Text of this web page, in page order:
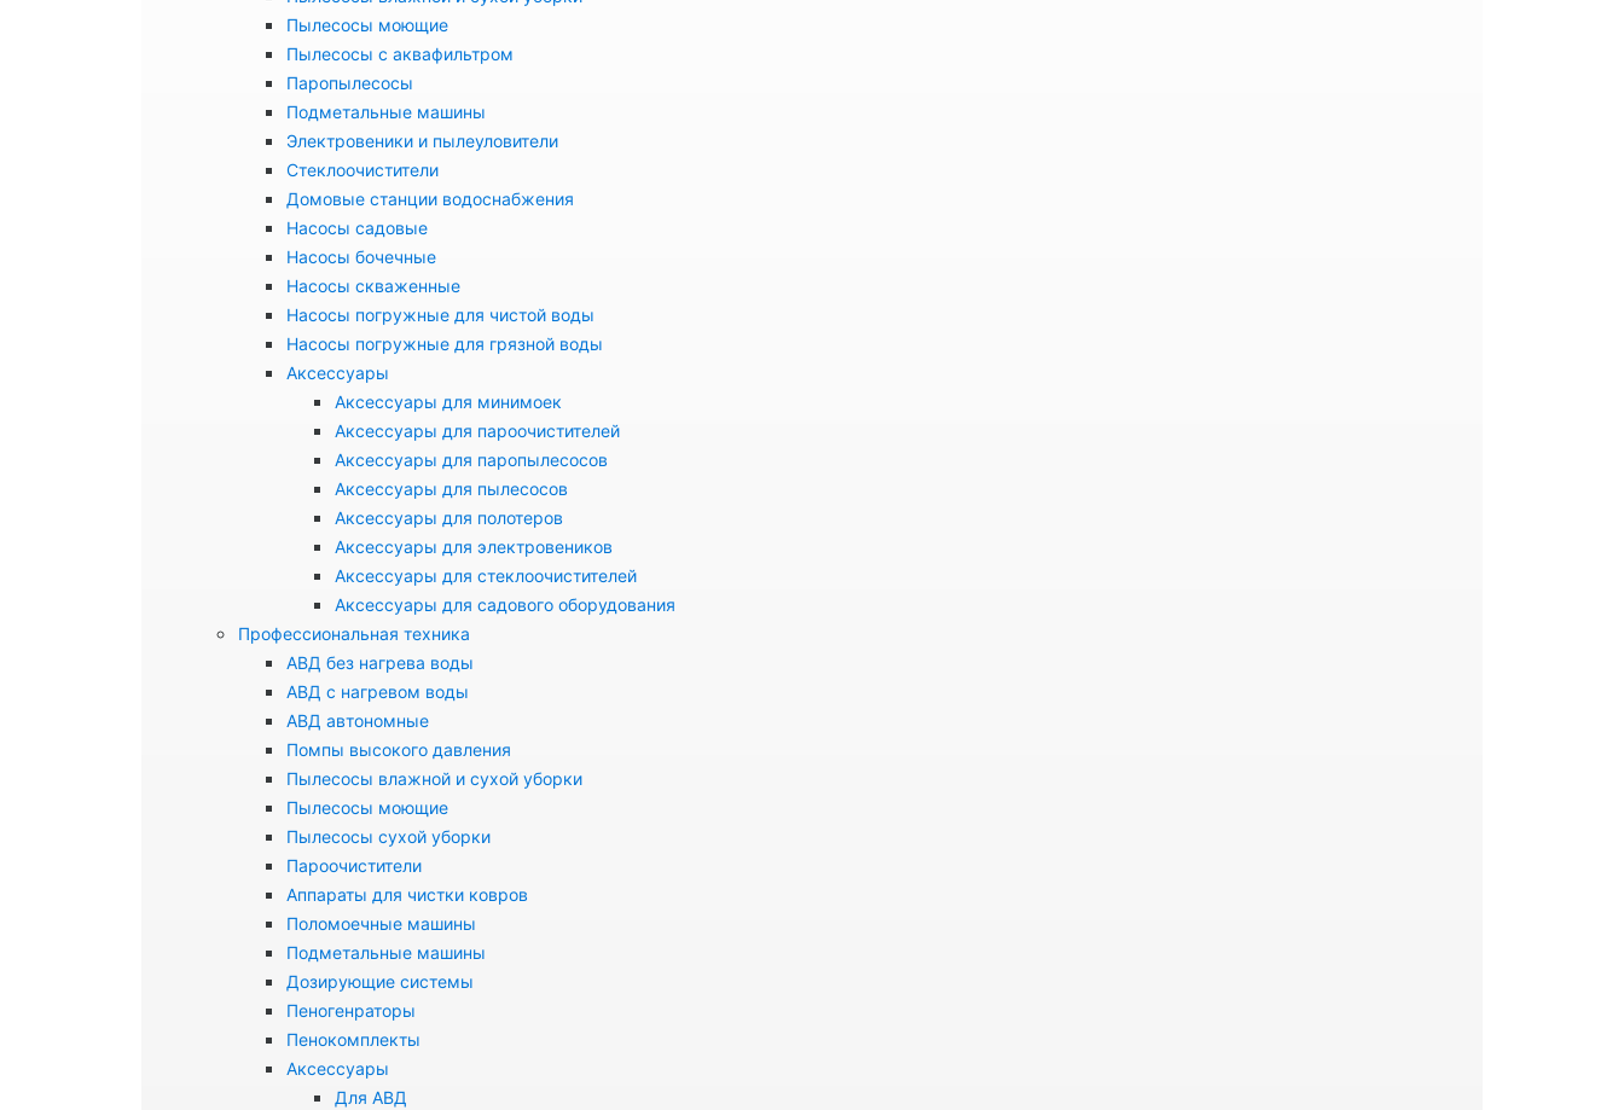
Пылесосы моющие
Пылесосы с аквафильтром
Паропылесосы
Подметальные машины
Электровеники и пылеуловители
Стеклоочистители
Домовые станции водоснабжения
Насосы садовые
Насосы бочечные
Насосы скваженные
Насосы погружные для чистой воды
Насосы погружные для грязной воды
Аксессуары
Аксессуары для минимоек
Аксессуары для пароочистителей
Аксессуары для паропылесосов
Аксессуары для пылесосов
Аксессуары для полотеров
Аксессуары для электровеников
Аксессуары для стеклоочистителей
Аксессуары для садового оборудования
Профессиональная техника
АВД без нагрева воды
АВД с нагревом воды
АВД автономные
Помпы высокого давления
Пылесосы влажной и сухой уборки
Пылесосы моющие
Пылесосы сухой уборки
Пароочистители
Аппараты для чистки ковров
Поломоечные машины
Подметальные машины
Дозирующие системы
Пеногенраторы
Пенокомплекты
Аксессуары
Для АВД